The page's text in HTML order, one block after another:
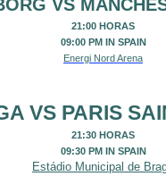
VS
21:00 HORAS
09:00 PM IN SPAIN
Energi Nord Arena
VS PARIS
21:30 HORAS
09:30 PM IN SPAIN
Estádio Municipal de